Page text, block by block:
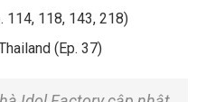
114, 118, 143, 218)
(Ep. 37)